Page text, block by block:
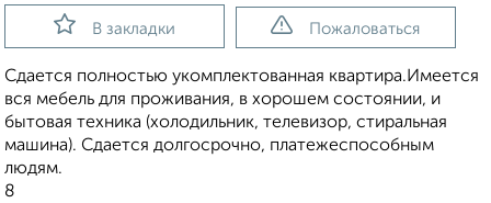
В закладки Пожаловаться
Сдается полностью укомплектованная квартира.Имеется
вся мебель для проживания, в хорошем состоянии, и
бытовая техника (холодильник, телевизор, стиральная
машина). Сдается долгосрочно, платежеспособным
людям.
8